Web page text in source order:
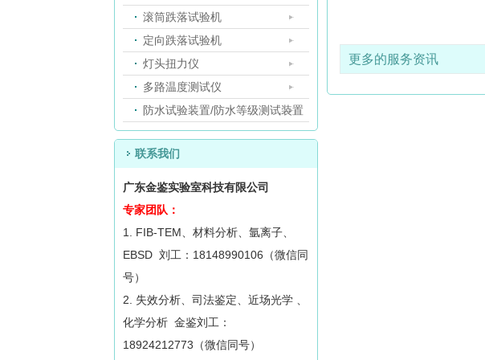
滚筒跌落试验机
定向跌落试验机
灯头扭力仪
多路温度测试仪
防水试验装置/防水等级测试装置
联系我们
广东金鉴实验室科技有限公司
专家团队：
1. FIB-TEM、材料分析、氩离子、
EBSD 刘工：18148990106（微信同
号）
2. 失效分析、司法鉴定、近场光学 、
化学分析 金鉴刘工：
18924212773（微信同号）
更多的服务资讯